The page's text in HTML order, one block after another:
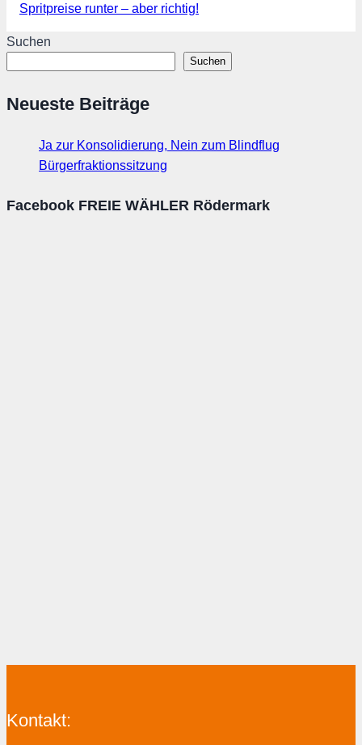
Spritpreise runter – aber richtig!
Suchen
Suchen
Neueste Beiträge
Ja zur Konsolidierung, Nein zum Blindflug
Bürgerfraktionssitzung
Facebook FREIE WÄHLER Rödermark
Kontakt: